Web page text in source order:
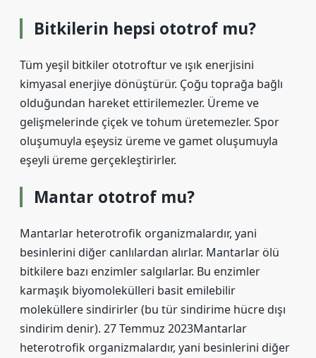
Bitkilerin hepsi ototrof mu?
Tüm yeşil bitkiler ototroftur ve ışık enerjisini
kimyasal enerjiye dönüştürür. Çoğu toprağa bağlı
olduğundan hareket ettirilemezler. Üreme ve
gelişmelerinde çiçek ve tohum üretemezler. Spor
oluşumuyla eşeysiz üreme ve gamet oluşumuyla
eşeyli üreme gerçekleştirirler.
Mantar ototrof mu?
Mantarlar heterotrofik organizmalardır, yani
besinlerini diğer canlılardan alırlar. Mantarlar ölü
bitkilere bazı enzimler salgılarlar. Bu enzimler
karmaşık biyomolekülleri basit emilebilir
moleküllere sindirirler (bu tür sindirime hücre dışı
sindirim denir). 27 Temmuz 2023Mantarlar
heterotrofik organizmalardır, yani besinlerini diğer